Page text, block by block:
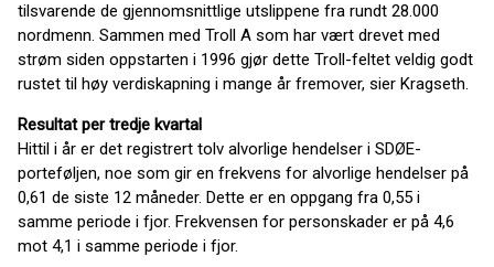
tilsvarende de gjennomsnittlige utslippene fra rundt 28.000
nordmenn. Sammen med Troll A som har vært drevet med
strøm siden oppstarten i 1996 gjør dette Troll-feltet veldig godt
rustet til høy verdiskapning i mange år fremover, sier Kragseth.
Resultat per tredje kvartal
Hittil i år er det registrert tolv alvorlige hendelser i SDØE-
porteføljen, noe som gir en frekvens for alvorlige hendelser på
0,61 de siste 12 måneder. Dette er en oppgang fra 0,55 i
samme periode i fjor. Frekvensen for personskader er på 4,6
mot 4,1 i samme periode i fjor.